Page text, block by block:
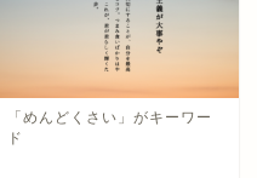
「めんどくさい」がキーワー
ド